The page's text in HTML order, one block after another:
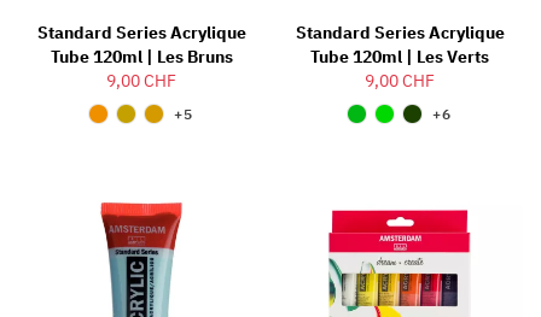
Standard Series Acrylique
Tube 120ml | Les Bruns
9,00 CHF
+5
Standard Series Acrylique
Tube 120ml | Les Verts
9,00 CHF
+6